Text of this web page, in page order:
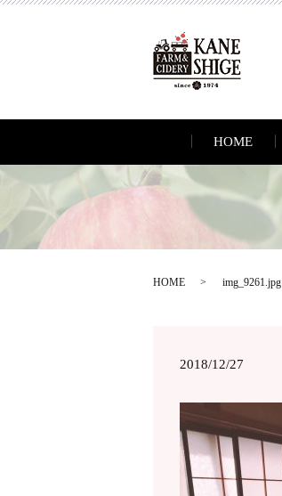
HOME
HOME img_9261.jpg
2018/12/27